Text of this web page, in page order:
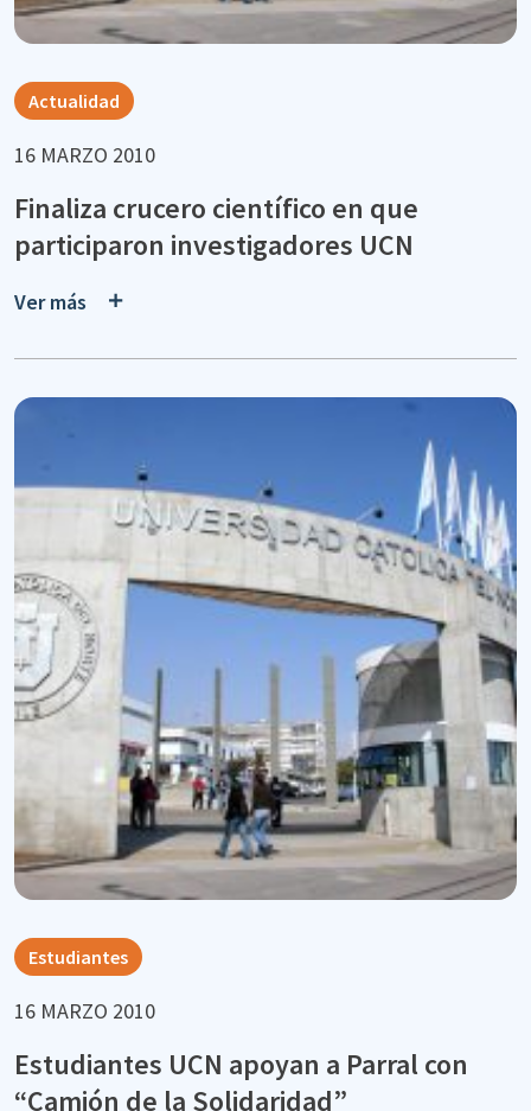
Actualidad
16 MARZO 2010
Finaliza crucero científico en que
participaron investigadores UCN
Ver más
Estudiantes
16 MARZO 2010
Estudiantes UCN apoyan a Parral con
“Camión de la Solidaridad”